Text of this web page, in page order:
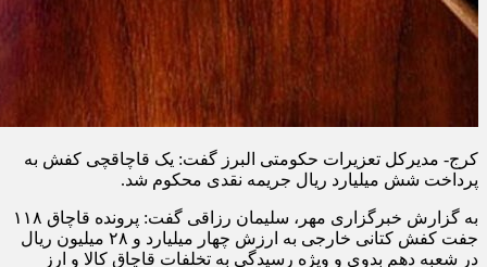
کرج- مدیرکل تعزیرات حکومتی البرز گفت: یک قاچاقچی کفش به
پرداخت شش میلیارد ریال جریمه نقدی محکوم شد.
به گزارش خبرگزاری مهر، سلیمان رزاقی گفت: پرونده قاچاق ۱۱۸
جفت کفش کتانی خارجی به ارزش چهار میلیارد و ۲۸ میلیون ریال
در شعبه دهم بدوی و ویژه رسیدگی به تخلفات قاچاق کالا و ارز